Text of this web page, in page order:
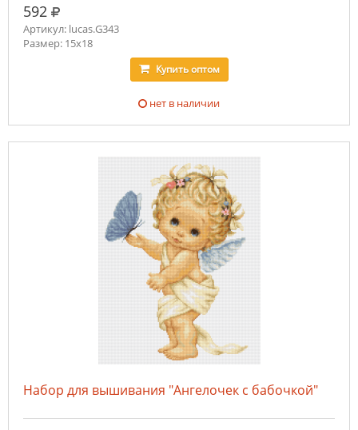
592 руб.
Артикул: lucas.G343
Размер: 15х18
Купитьоптом
нет в наличии
Набор для вышивания "Ангелочек с бабочкой"